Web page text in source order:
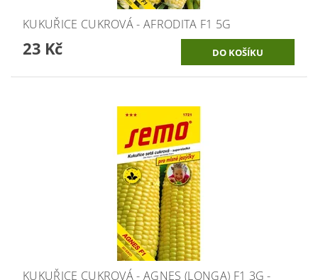
KUKUŘICE CUKROVÁ - AFRODITA F1 5G
23 Kč
KUKUŘICE CUKROVÁ - AGNES (LONGA) F1 3G -